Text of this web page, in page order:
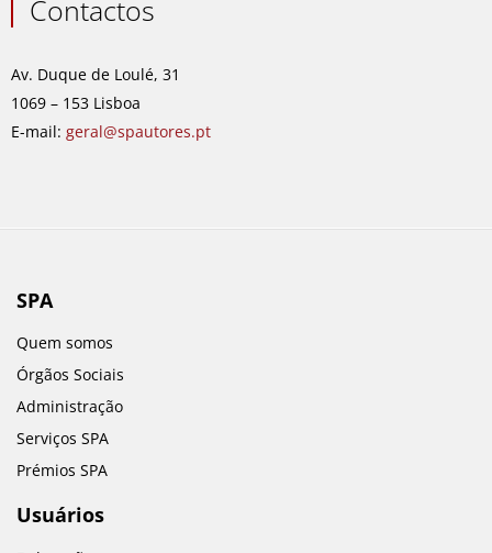
b
o
k
a
r
a
m
e
i
n
Contactos
Av. Duque de Loulé, 31
1069 – 153 Lisboa
E-mail: geral@spautores.pt
SPA
Quem somos
Órgãos Sociais
Administração
Serviços SPA
Prémios SPA
Usuários